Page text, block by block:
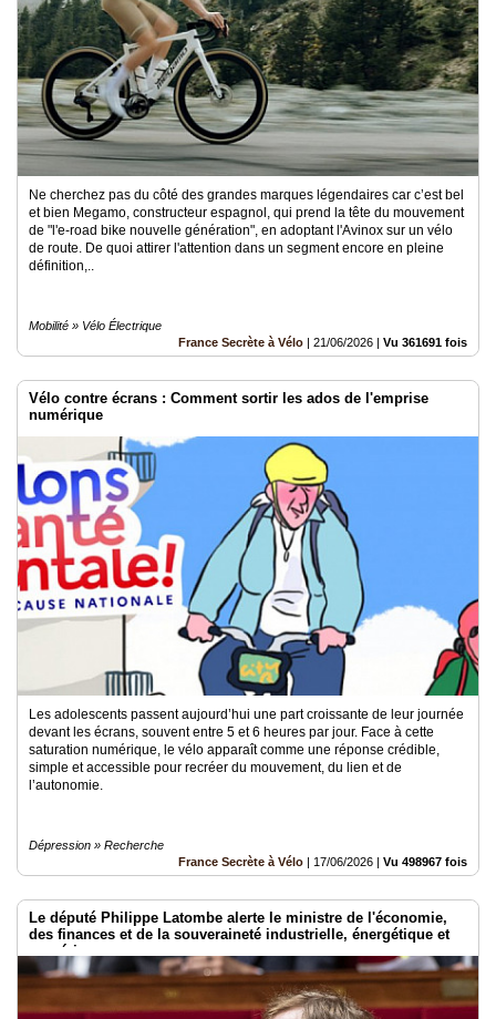
Ne cherchez pas du côté des grandes marques légendaires car c’est bel
et bien Megamo, constructeur espagnol, qui prend la tête du mouvement
de "l'e-road bike nouvelle génération", en adoptant l'Avinox sur un vélo
de route. De quoi attirer l'attention dans un segment encore en pleine
définition,..
Mobilité » Vélo Électrique
France Secrète à Vélo | 21/06/2026 | Vu 361691 fois
Vélo contre écrans : Comment sortir les ados de l'emprise
numérique
Les adolescents passent aujourd’hui une part croissante de leur journée
devant les écrans, souvent entre 5 et 6 heures par jour. Face à cette
saturation numérique, le vélo apparaît comme une réponse crédible,
simple et accessible pour recréer du mouvement, du lien et de
l’autonomie.
Dépression » Recherche
France Secrète à Vélo | 17/06/2026 | Vu 498967 fois
Le député Philippe Latombe alerte le ministre de l'économie,
des finances et de la souveraineté industrielle, énergétique et
numérique